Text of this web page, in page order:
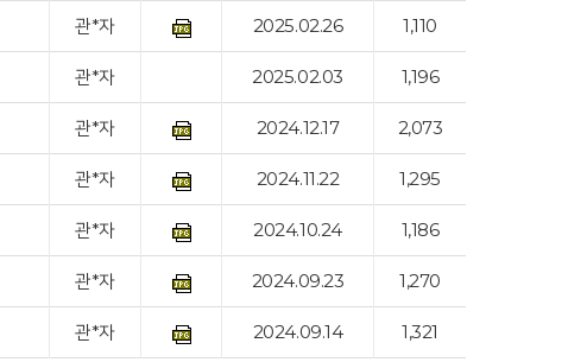
관*자 2025.02.26 1,110
관*자 2025.02.03 1,196
관*자 2024.12.17 2,073
관*자 2024.11.22 1,295
관*자 2024.10.24 1,186
관*자 2024.09.23 1,270
관*자 2024.09.14 1,321